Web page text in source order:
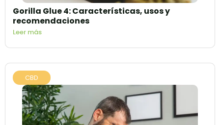
Gorilla Glue 4: Características, usos y
recomendaciones
Leer más
CBD